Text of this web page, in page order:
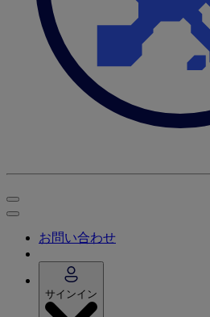
お問い合わせ
サインイン